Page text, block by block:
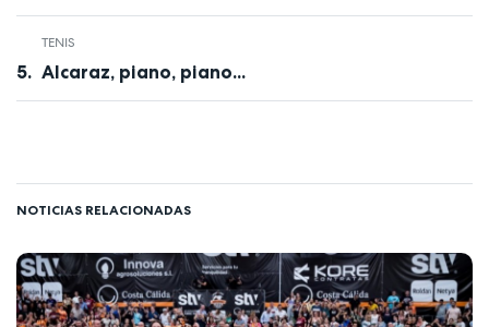
TENIS
Alcaraz, piano, piano...
NOTICIAS RELACIONADAS